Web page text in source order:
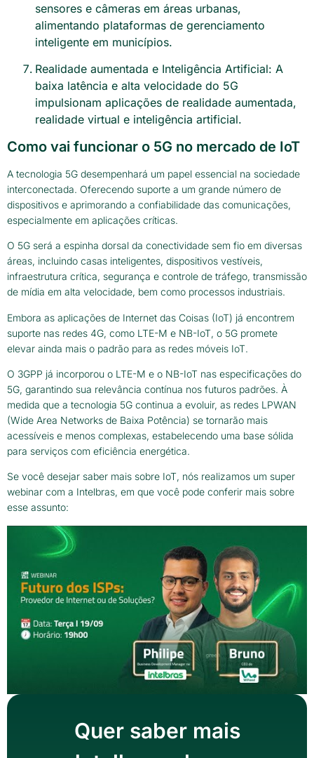
sensores e câmeras em áreas urbanas,
alimentando plataformas de gerenciamento
inteligente em municípios.
Realidade aumentada e Inteligência Artificial: A
baixa latência e alta velocidade do 5G
impulsionam aplicações de realidade aumentada,
realidade virtual e inteligência artificial.
Como vai funcionar o 5G no mercado de IoT
A tecnologia 5G desempenhará um papel essencial na sociedade
interconectada. Oferecendo suporte a um grande número de
dispositivos e aprimorando a confiabilidade das comunicações,
especialmente em aplicações críticas.
O 5G será a espinha dorsal da conectividade sem fio em diversas
áreas, incluindo casas inteligentes, dispositivos vestíveis,
infraestrutura crítica, segurança e controle de tráfego, transmissão
de mídia em alta velocidade, bem como processos industriais.
Embora as aplicações de Internet das Coisas (IoT) já encontrem
suporte nas redes 4G, como LTE-M e NB-IoT, o 5G promete
elevar ainda mais o padrão para as redes móveis IoT.
O 3GPP já incorporou o LTE-M e o NB-IoT nas especificações do
5G, garantindo sua relevância contínua nos futuros padrões. À
medida que a tecnologia 5G continua a evoluir, as redes LPWAN
(Wide Area Networks de Baixa Potência) se tornarão mais
acessíveis e menos complexas, estabelecendo uma base sólida
para serviços com eficiência energética.
Se você desejar saber mais sobre IoT, nós realizamos um super
webinar com a Intelbras, em que você pode conferir mais sobre
esse assunto:
Quer saber mais